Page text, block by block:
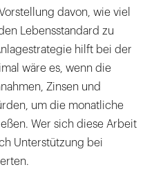
davon, wie viel
Lebensstandard zu
hilft bei der
wäre es, wenn die
Zinsen und
um die monatliche
Wer sich diese Arbeit
Unterstützung bei